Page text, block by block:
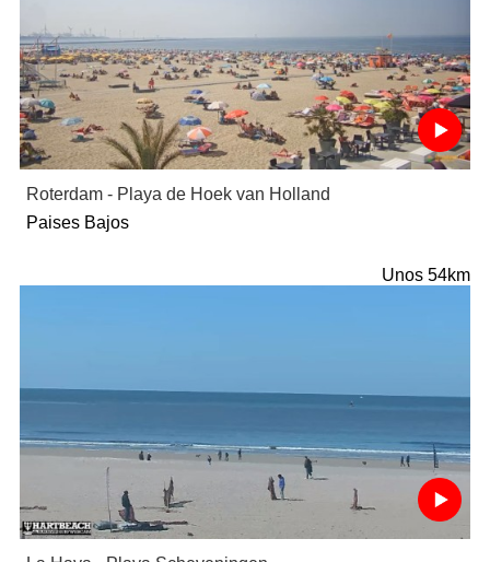
Roterdam - Playa de Hoek van Holland
Paises Bajos
Unos 54km